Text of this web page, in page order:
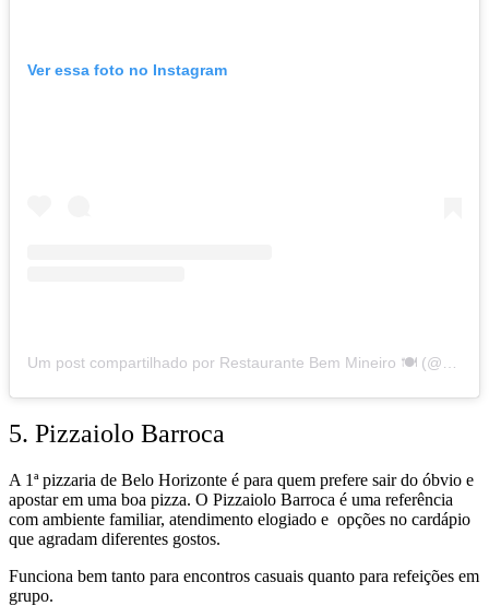
Ver essa foto no Instagram
5. Pizzaiolo Barroca
A 1ª pizzaria de Belo Horizonte é para quem prefere sair do óbvio e
apostar em uma boa pizza. O Pizzaiolo Barroca é uma referência
com ambiente familiar, atendimento elogiado e opções no cardápio
que agradam diferentes gostos.
Funciona bem tanto para encontros casuais quanto para refeições em
grupo.